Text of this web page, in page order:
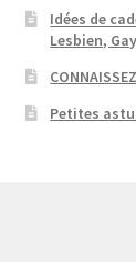
Idées de
Lesbien,
Petites